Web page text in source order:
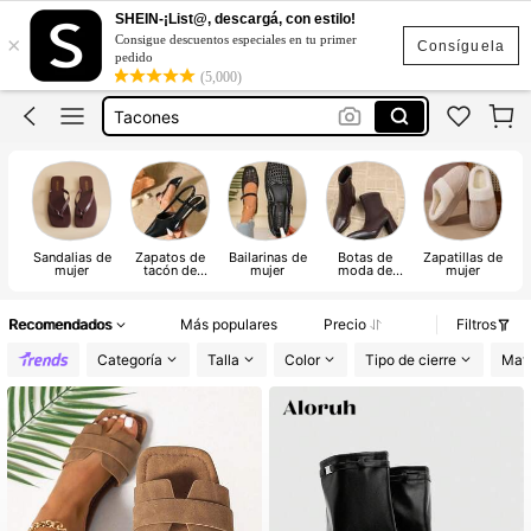
Consíguela
×
SHEIN-¡List@, descargá, con estilo!
Consigue descuentos especiales en tu primer
pedido
(5,000)
Sandalias Elegantes De Mujer
Sandalias
Tacones
Botas
Sandalias
Sandalias de
mujer
Zapatos de
tacón de
Bailarinas de
mujer
Botas de
moda de
Zapatillas de
mujer
Recomendados Más populares Precio
Filtros
Categoría
Talla Color Tipo de cierre